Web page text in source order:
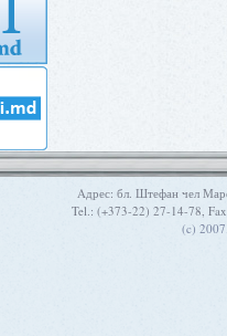
Aдрес: бл. Штефан чел
Tel.: (+373-22) 27-14-78,
(c)